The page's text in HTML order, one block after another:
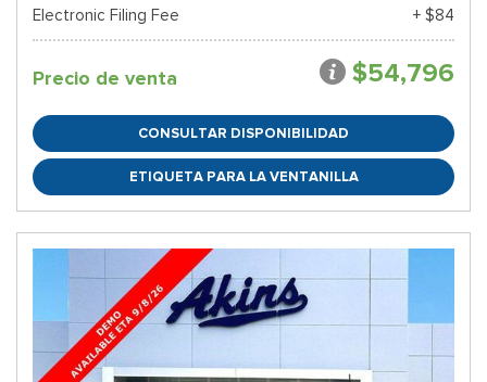
Electronic Filing Fee
+ $84
Precio de venta $54,796
CONSULTAR DISPONIBILIDAD
ETIQUETA PARA LA VENTANILLA